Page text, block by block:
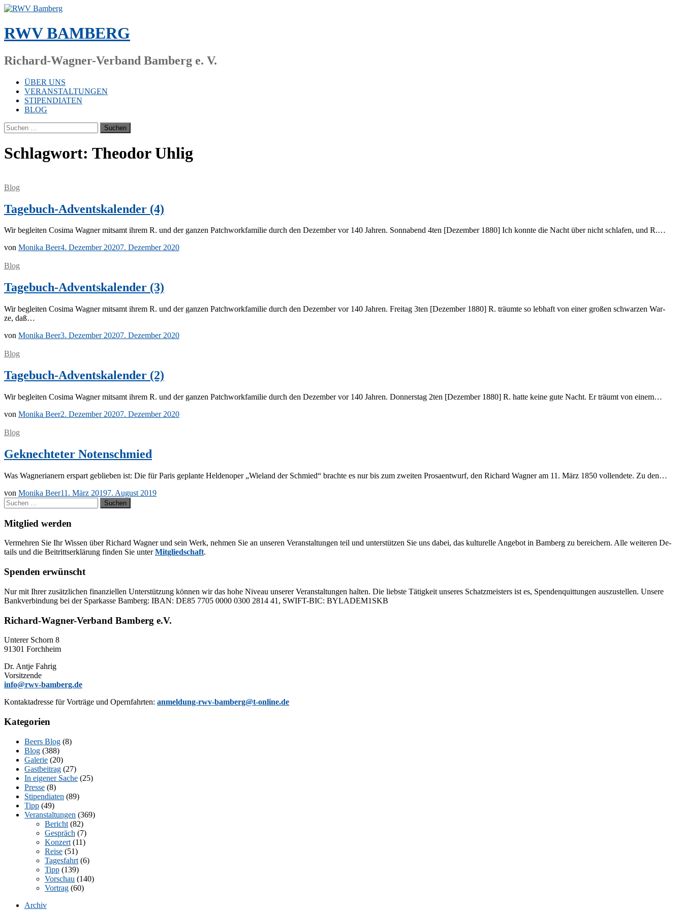
Zum
springen
RWV BAMBERG
Richard-Wagner-Verband Bamberg e. V.
ÜBER UNS
VERANSTALTUNGEN
STIPENDIATEN
BLOG
Suchen
nach:
Schlagwort: Theodor Uhlig
Blog
Tagebuch-Adventskalender (4)
Wir be­glei­ten Co­si­ma Wag­ner mit­samt ih­rem R. und der gan­zen Patch­work­fa­mi­lie durch den De­zem­ber vor 140 Jah­ren. Sonn­abend 4ten [De­zem­ber 1880] Ich konn­te die Nacht über nicht schla­fen, und R.…
von Monika Beer4. Dezember 20207. Dezember 2020
Blog
Tagebuch-Adventskalender (3)
Wir be­glei­ten Co­si­ma Wag­ner mit­samt ih­rem R. und der gan­zen Patch­work­fa­mi­lie durch den De­zem­ber vor 140 Jah­ren. Frei­tag 3ten [De­zem­ber 1880] R. träum­te so leb­haft von ei­ner gro­ßen schwar­zen War­
ze, daß…
von Monika Beer3. Dezember 20207. Dezember 2020
Blog
Tagebuch-Adventskalender (2)
Wir be­glei­ten Co­si­ma Wag­ner mit­samt ih­rem R. und der gan­zen Patch­work­fa­mi­lie durch den De­zem­ber vor 140 Jah­ren. Don­ners­tag 2ten [De­zem­ber 1880] R. hat­te kei­ne gute Nacht. Er träumt von einem…
von Monika Beer2. Dezember 20207. Dezember 2020
Blog
Geknechteter Notenschmied
Was Wag­ne­ria­nern er­spart ge­blie­ben ist: Die für Pa­ris ge­plan­te Hel­den­oper „Wie­land der Schmied“ brach­te es nur bis zum zwei­ten Pro­sa­ent­wurf, den Ri­chard Wag­ner am 11. März 1850 voll­ende­te. Zu den…
von Monika Beer11. März 20197. August 2019
Suchen
nach:
Mitglied werden
Ver­meh­ren Sie Ihr Wis­sen über Ri­chard Wag­ner und sein Werk, neh­men Sie an un­se­ren Ver­an­stal­tun­gen teil und un­ter­stüt­zen Sie uns da­bei, das kul­tu­rel­le An­ge­bot in Bam­berg zu be­rei­chern. Alle wei­te­ren De­
tails und die Bei­tritts­er­klä­rung fin­den Sie un­terMit­glied­schaft.
Spenden erwünscht
Nur mit Ih­rer zu­sätz­li­chen fi­nan­zi­el­len Un­ter­stüt­zung kön­nen wir das hohe Ni­veau un­se­rer Ver­an­stal­tun­gen hal­ten. Die liebs­te Tä­tig­keit un­se­res Schatz­meis­ters ist es, Spen­den­quit­tun­gen aus­zu­stel­len. Un­se­re
Bank­ver­bin­dung bei der Spar­kas­se Bam­berg: IBAN: DE85 7705 0000 0300 2814 41, SWIFT-BIC: BYLADEM1SKB
Richard-Wagner-Verband Bamberg e.V.
Un­te­rer Schorn 8
91301 Forchheim
Dr. Ant­je Fahrig
Vorsitzende
info@rwv-bamberg.de
Kon­takt­adres­se für Vor­trä­ge und Opern­fahr­ten: anmeldung-rwv-bamberg@t-online.de
Kategorien
Beers Blog (8)
Blog (388)
Galerie (20)
Gastbeitrag (27)
In eigener Sache (25)
Presse (8)
Stipendiaten (89)
Tipp (49)
Veranstaltungen (369)
Bericht (82)
Gespräch (7)
Konzert (11)
Reise (51)
Tagesfahrt (6)
Tipp (139)
Vorschau (140)
Vortrag (60)
Archiv